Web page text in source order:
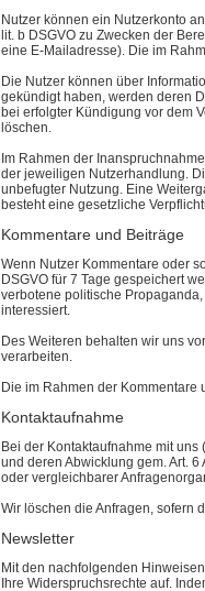
Nutzer können ein Nutzerkonto
lit. b DSGVO zu Zwecken der
eine E-Mailadresse). Die im
Die Nutzer können über
gekündigt haben, werden deren
bei erfolgter Kündigung vor dem
löschen.
Im Rahmen der
der jeweiligen Nutzerhandlung.
unbefugter Nutzung. Eine
besteht eine gesetzliche
Kommentare und Beiträge
Wenn Nutzer Kommentare oder
DSGVO für 7 Tage gespeichert
verbotene politische
interessiert.
Des Weiteren behalten wir uns
verarbeiten.
Die im Rahmen der
Kontaktaufnahme
Bei der Kontaktaufnahme mit
und deren Abwicklung gem. Art.
oder vergleichbarer
Wir löschen die Anfragen, sofern
Newsletter
Mit den nachfolgenden
Ihre Widerspruchsrechte auf.